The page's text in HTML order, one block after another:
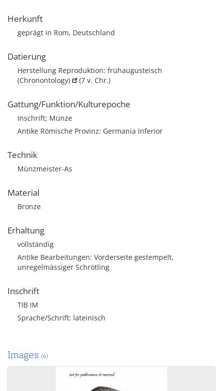
Herkunft
geprägt in Rom, Deutschland
Datierung
Herstellung Reproduktion: frühaugusteisch
(Chronontology)
(7 v. Chr.)
Gattung/Funktion/Kulturepoche
Inschrift; Münze
Antike Römische Provinz: Germania Inferior
Technik
Münzmeister-As
Material
Bronze
Erhaltung
vollständig
Antike Bearbeitungen: Vorderseite gestempelt,
unregelmässiger Schrötling
Inschrift
TIB IM
Sprache/Schrift: lateinisch
Images (4)